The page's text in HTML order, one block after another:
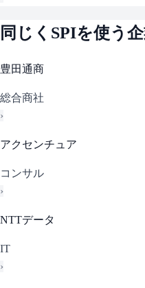
同じく SPIを使う
豊田通商
総合商社
›
アクセンチュア
コンサル
›
NTTデータ
IT
›